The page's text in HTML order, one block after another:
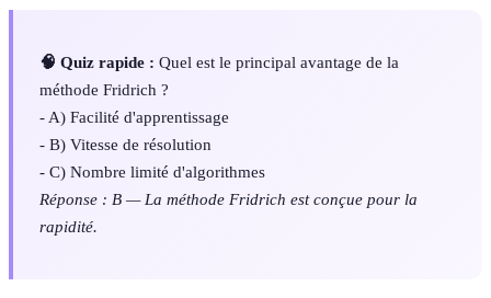
🧠 Quiz rapide : Quel est le principal avantage de la
méthode Fridrich ?
- A) Facilité d'apprentissage
- B) Vitesse de résolution
- C) Nombre limité d'algorithmes
Réponse : B — La méthode Fridrich est conçue pour la
rapidité.